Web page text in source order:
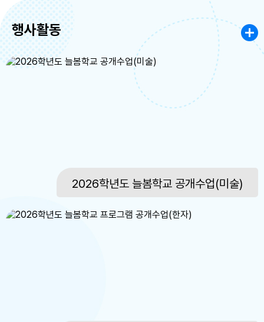
6 여름방학
7 여름방학
8 여름방학
여름방학
행사활동
2026학년도 늘봄학교 공개수업(미술)